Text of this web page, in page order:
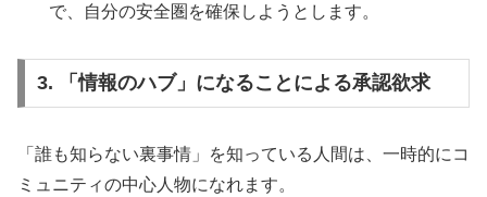
で、自分の安全圏を確保しようとします。
3. 「情報のハブ」になることによる承認欲求
「誰も知らない裏事情」を知っている人間は、一時的にコ
ミュニティの中心人物になれます。